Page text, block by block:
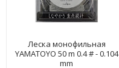
Леска монофильная
YAMATOYO 50 m 0.4 # - 0.104
mm